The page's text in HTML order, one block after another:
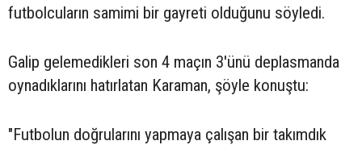
futbolcuların samimi bir gayreti olduğunu söyledi.
Galip gelemedikleri son 4 maçın 3'ünü deplasmanda
oynadıklarını hatırlatan Karaman, şöyle konuştu:
"Futbolun doğrularını yapmaya çalışan bir takımdık